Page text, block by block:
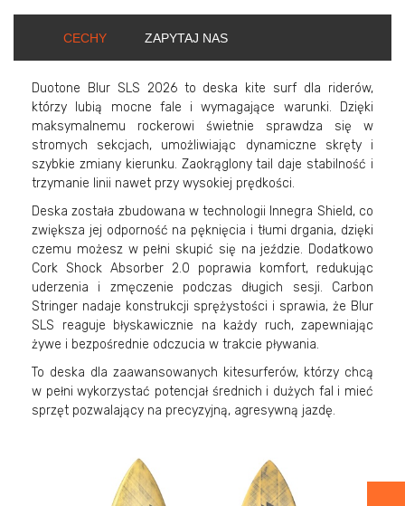
CECHY ZAPYTAJ NAS
Duotone Blur SLS 2026 to deska kite surf dla riderów,
którzy lubią mocne fale i wymagające warunki. Dzięki
maksymalnemu rockerowi świetnie sprawdza się w
stromych sekcjach, umożliwiając dynamiczne skręty i
szybkie zmiany kierunku. Zaokrąglony tail daje stabilność i
trzymanie linii nawet przy wysokiej prędkości.
Deska została zbudowana w technologii Innegra Shield, co
zwiększa jej odporność na pęknięcia i tłumi drgania, dzięki
czemu możesz w pełni skupić się na jeździe. Dodatkowo
Cork Shock Absorber 2.0 poprawia komfort, redukując
uderzenia i zmęczenie podczas długich sesji. Carbon
Stringer nadaje konstrukcji sprężystości i sprawia, że Blur
SLS reaguje błyskawicznie na każdy ruch, zapewniając
żywe i bezpośrednie odczucia w trakcie pływania.
To deska dla zaawansowanych kitesurferów, którzy chcą
w pełni wykorzystać potencjał średnich i dużych fal i mieć
sprzęt pozwalający na precyzyjną, agresywną jazdę.